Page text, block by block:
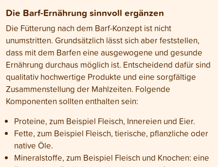
Die Barf-Ernährung sinnvoll ergänzen
Die Fütterung nach dem Barf-Konzept ist nicht
unumstritten. Grundsätzlich lässt sich aber feststellen,
dass mit dem Barfen eine ausgewogene und gesunde
Ernährung durchaus möglich ist. Entscheidend dafür sind
qualitativ hochwertige Produkte und eine sorgfältige
Zusammenstellung der Mahlzeiten. Folgende
Komponenten sollten enthalten sein:
Proteine, zum Beispiel Fleisch, Innereien und Eier.
Fette, zum Beispiel Fleisch, tierische, pflanzliche oder
native Öle.
Mineralstoffe, zum Beispiel Fleisch und Knochen: eine